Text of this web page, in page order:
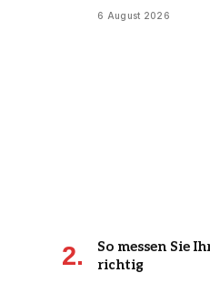
6 August 2026
So messen Sie
richtig